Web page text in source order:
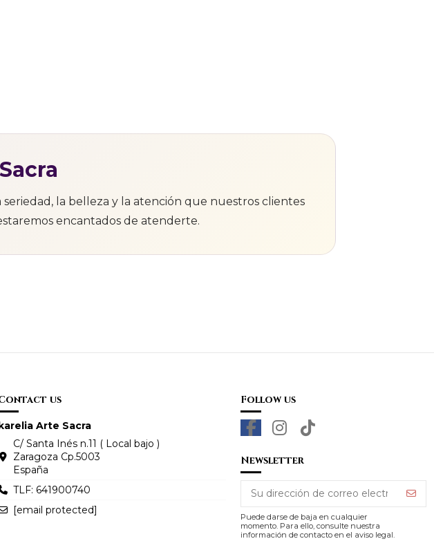
la belleza y la atención que nuestros clientes
encantados de atenderte.
us
Arte Sacra
C/ Santa Inés n.11 ( Local bajo )
Zaragoza Cp.5003
España
TLF: 641900740
[email protected]
Follow us
Newsletter
Puede darse de baja en cualquier
momento. Para ello, consulte nuestra
información de contacto en el aviso legal.